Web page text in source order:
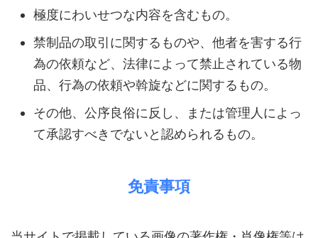
極度にわいせつな内容を含むもの。
禁制品の取引に関するものや、他者を害する行
為の依頼など、法律によって禁止されている物
品、行為の依頼や斡旋などに関するもの。
その他、公序良俗に反し、または管理人によっ
て承認すべきでないと認められるもの。
免責事項